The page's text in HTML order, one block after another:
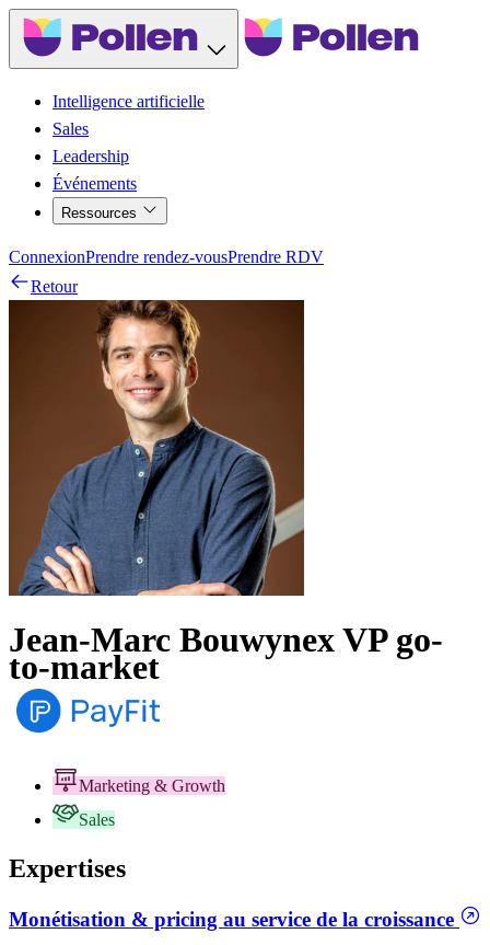
Intelligence artificielle
Sales
Leadership
Événements
Ressources
ConnexionPrendre rendez-vousPrendre RDV
Retour
Jean-Marc Bouwynex VP go-
to-market
Marketing & Growth
Sales
Expertises
Monétisation & pricing au service de la croissance